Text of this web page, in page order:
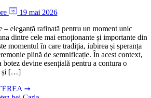
19 mai 2026
– eleganță rafinată pentru un moment unic
dintre cele mai emoționante și importante din
momentul în care tradiția, iubirea și speranța
plină de semnificație. În acest context,
botez devine esențială pentru a contura o
și […]
➞